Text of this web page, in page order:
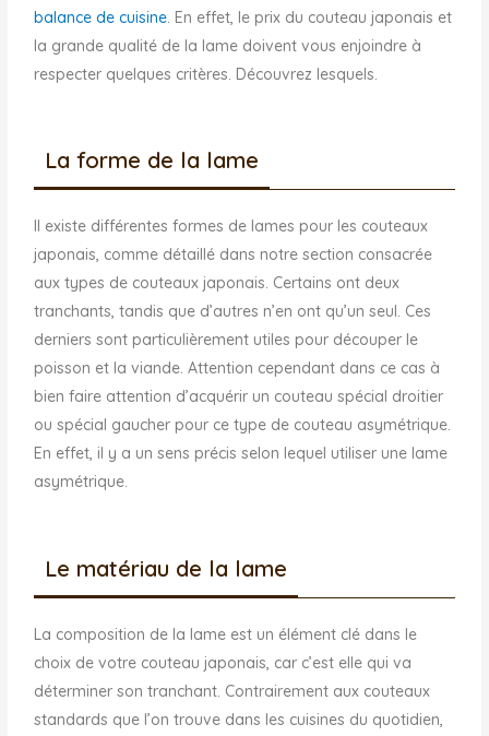
balance de cuisine. En effet, le prix du couteau japonais et
la grande qualité de la lame doivent vous enjoindre à
respecter quelques critères. Découvrez lesquels.
La forme de la lame
Il existe différentes formes de lames pour les couteaux
japonais, comme détaillé dans notre section consacrée
aux types de couteaux japonais. Certains ont deux
tranchants, tandis que d’autres n’en ont qu’un seul. Ces
derniers sont particulièrement utiles pour découper le
poisson et la viande. Attention cependant dans ce cas à
bien faire attention d’acquérir un couteau spécial droitier
ou spécial gaucher pour ce type de couteau asymétrique.
En effet, il y a un sens précis selon lequel utiliser une lame
asymétrique.
Le matériau de la lame
La composition de la lame est un élément clé dans le
choix de votre couteau japonais, car c’est elle qui va
déterminer son tranchant. Contrairement aux couteaux
standards que l’on trouve dans les cuisines du quotidien,